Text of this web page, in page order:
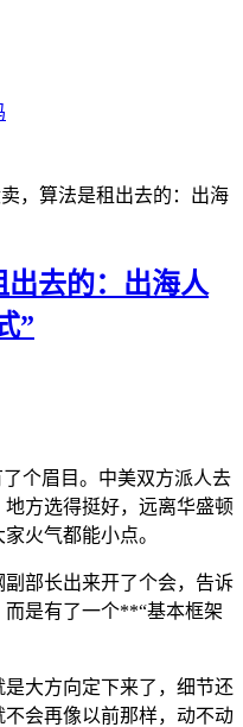
，算法是租出去的：出海
去的：出海人
”
个眉目。中美双方派人去
方选得挺好，远离华盛顿
火气都能小点。
部长出来开了个会，告诉
是有了一个**“基本框架
大方向定下来了，细节还
会再像以前那样，动不动